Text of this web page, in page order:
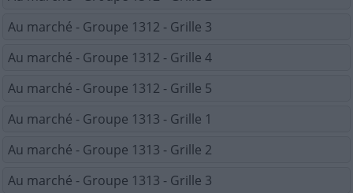
Au marché - Groupe 1312 - Grille 3
Au marché - Groupe 1312 - Grille 4
Au marché - Groupe 1312 - Grille 5
Au marché - Groupe 1313 - Grille 1
Au marché - Groupe 1313 - Grille 2
Au marché - Groupe 1313 - Grille 3